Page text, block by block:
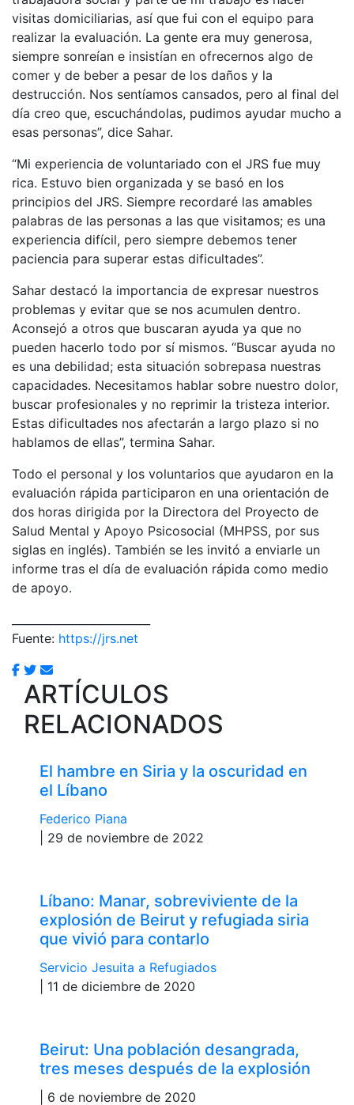
visitas domiciliarias, así que fui con el equipo para
realizar la evaluación. La gente era muy generosa,
siempre sonreían e insistían en ofrecernos algo de
comer y de beber a pesar de los daños y la
destrucción. Nos sentíamos cansados, pero al final del
día creo que, escuchándolas, pudimos ayudar mucho a
esas personas”, dice Sahar.
“Mi experiencia de voluntariado con el JRS fue muy
rica. Estuvo bien organizada y se basó en los
principios del JRS. Siempre recordaré las amables
palabras de las personas a las que visitamos; es una
experiencia difícil, pero siempre debemos tener
paciencia para superar estas dificultades”.
Sahar destacó la importancia de expresar nuestros
problemas y evitar que se nos acumulen dentro.
Aconsejó a otros que buscaran ayuda ya que no
pueden hacerlo todo por sí mismos. “Buscar ayuda no
es una debilidad; esta situación sobrepasa nuestras
capacidades. Necesitamos hablar sobre nuestro dolor,
buscar profesionales y no reprimir la tristeza interior.
Estas dificultades nos afectarán a largo plazo si no
hablamos de ellas”, termina Sahar.
Todo el personal y los voluntarios que ayudaron en la
evaluación rápida participaron en una orientación de
dos horas dirigida por la Directora del Proyecto de
Salud Mental y Apoyo Psicosocial (MHPSS, por sus
siglas en inglés). También se les invitó a enviarle un
informe tras el día de evaluación rápida como medio
de apoyo.
Fuente: https://jrs.net
ARTÍCULOS
RELACIONADOS
El hambre en Siria y la oscuridad en
el Líbano
Federico Piana
| 29 de noviembre de 2022
Líbano: Manar, sobreviviente de la
explosión de Beirut y refugiada siria
que vivió para contarlo
Servicio Jesuita a Refugiados
| 11 de diciembre de 2020
Beirut: Una población desangrada,
tres meses después de la explosión
| 6 de noviembre de 2020